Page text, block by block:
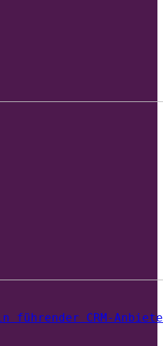
führender CRM-